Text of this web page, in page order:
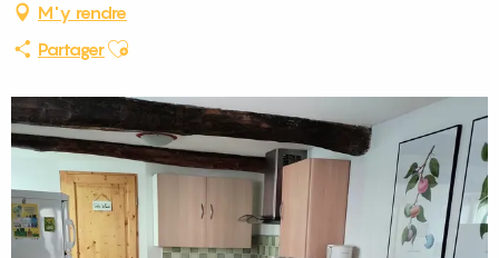
M'y rendre
PartagerAjouter aux favoris